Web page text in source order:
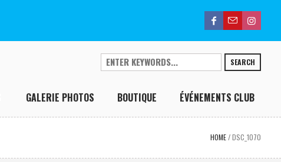
SEARCH
GALERIE PHOTOS BOUTIQUE ÉVÉNEMENTS CLUB
HOME /DSC_1070